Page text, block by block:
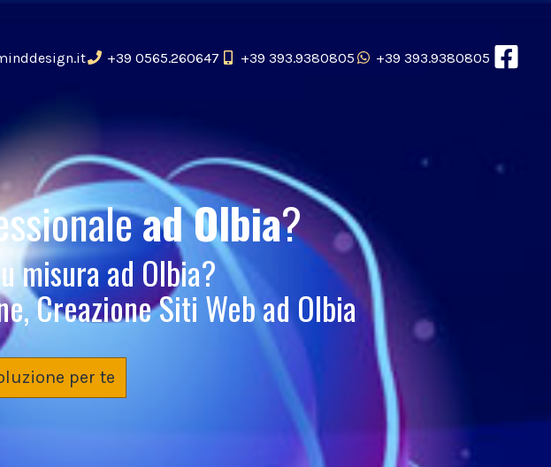
+39 0565.260647 +39 393.9380805 +39 393.9380805
ad Olbia?
misura ad Olbia?
Creazione Siti Web ad Olbia
per te